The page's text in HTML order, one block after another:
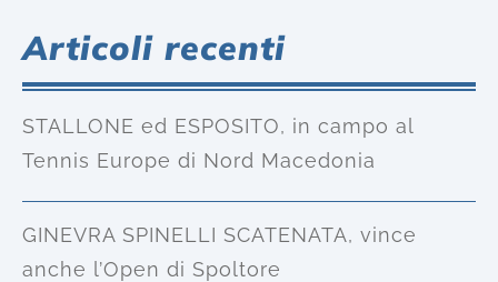
Articoli recenti
STALLONE ed ESPOSITO, in campo al
Tennis Europe di Nord Macedonia
GINEVRA SPINELLI SCATENATA, vince
anche l’Open di Spoltore